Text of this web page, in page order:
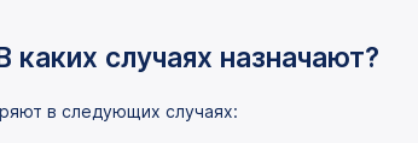
каких случаях назначают?
в следующих случаях: